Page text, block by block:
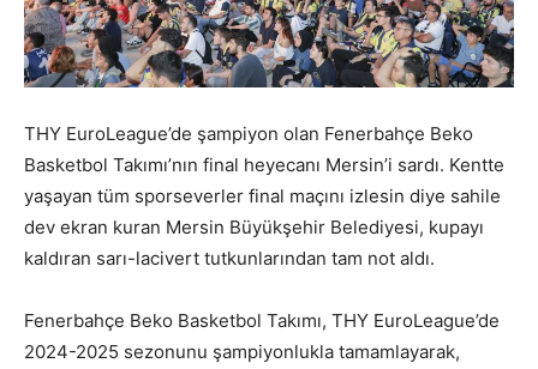
THY EuroLeague’de şampiyon olan Fenerbahçe Beko
Basketbol Takımı’nın final heyecanı Mersin’i sardı. Kentte
yaşayan tüm sporseverler final maçını izlesin diye sahile
dev ekran kuran Mersin Büyükşehir Belediyesi, kupayı
kaldıran sarı-lacivert tutkunlarından tam not aldı.
Fenerbahçe Beko Basketbol Takımı, THY EuroLeague’de
2024-2025 sezonunu şampiyonlukla tamamlayarak,